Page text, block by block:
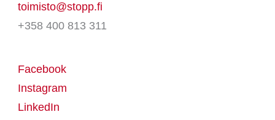
toimisto@stopp.fi
+358 400 813 311
Facebook
Instagram
LinkedIn